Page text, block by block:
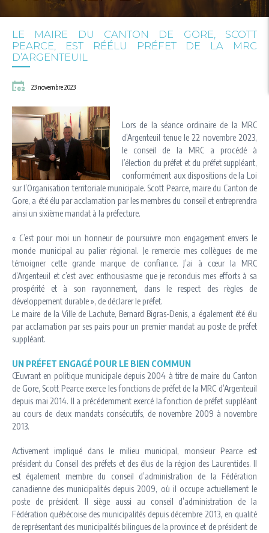
LE MAIRE DU CANTON DE GORE, SCOTT
PEARCE, EST RÉÉLU PRÉFET DE LA MRC
D’ARGENTEUIL
23 novembre 2023
Lors de la séance ordinaire de la MRC
d’Argenteuil tenue le 22 novembre 2023,
le conseil de la MRC a procédé à
l’élection du préfet et du préfet suppléant,
conformément aux dispositions de la Loi
sur l’Organisation territoriale municipale. Scott Pearce, maire du Canton de
Gore, a été élu par acclamation par les membres du conseil et entreprendra
ainsi un sixième mandat à la préfecture.
« C’est pour moi un honneur de poursuivre mon engagement envers le
monde municipal au palier régional. Je remercie mes collègues de me
témoigner cette grande marque de confiance. J’ai à cœur la MRC
d’Argenteuil et c’est avec enthousiasme que je reconduis mes efforts à sa
prospérité et à son rayonnement, dans le respect des règles de
développement durable », de déclarer le préfet.
Le maire de la Ville de Lachute, Bernard Bigras-Denis, a également été élu
par acclamation par ses pairs pour un premier mandat au poste de préfet
suppléant.
UN PRÉFET ENGAGÉ POUR LE BIEN COMMUN
Œuvrant en politique municipale depuis 2004 à titre de maire du Canton
de Gore, Scott Pearce exerce les fonctions de préfet de la MRC d’Argenteuil
depuis mai 2014. Il a précédemment exercé la fonction de préfet suppléant
au cours de deux mandats consécutifs, de novembre 2009 à novembre
2013.
Activement impliqué dans le milieu municipal, monsieur Pearce est
président du Conseil des préfets et des élus de la région des Laurentides. Il
est également membre du conseil d’administration de la Fédération
canadienne des municipalités depuis 2009, où il occupe actuellement le
poste de président. Il siège aussi au conseil d’administration de la
Fédération québécoise des municipalités depuis décembre 2013, en qualité
de représentant des municipalités bilingues de la province et de président de